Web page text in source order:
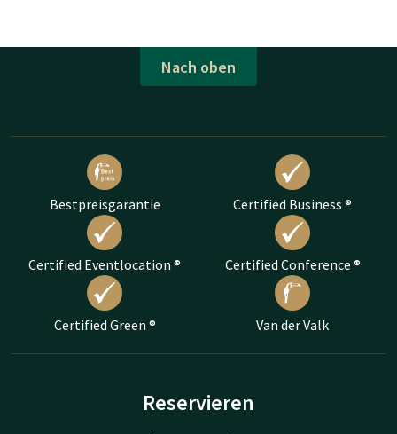
Nach oben
Bestpreisgarantie Certified Business ®
Certified Eventlocation ® Certified Conference ®
Certified Green ® Van der Valk
Reservieren